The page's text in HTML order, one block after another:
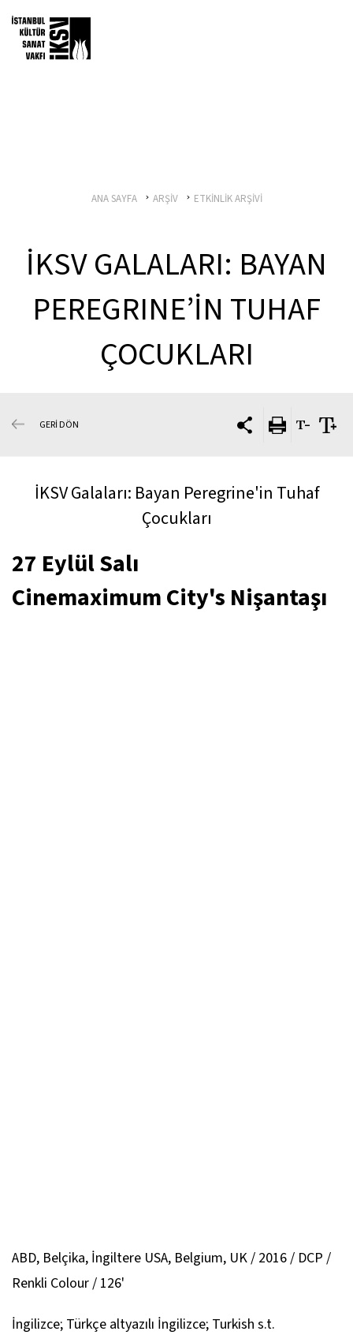
ANA SAYFA ARŞİV ETKİNLİK ARŞİVİ
İKSV GALALARI: BAYAN
PEREGRINE’İN TUHAF
ÇOCUKLARI
GERİ DÖN
İKSV Galaları: Bayan Peregrine'in Tuhaf
Çocukları
27 Eylül Salı
Cinemaximum City's Nişantaşı
ABD, Belçika, İngiltere USA, Belgium, UK / 2016 / DCP /
Renkli Colour / 126'
İngilizce; Türkçe altyazılı İngilizce; Turkish s.t.